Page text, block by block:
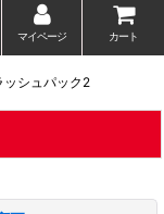
マイページ カート
ッシュパック2